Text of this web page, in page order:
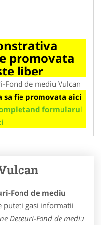
promovata
liber
Fond de mediu Vulcan
sa fie promovata aici
formularul
Fond de mediu
puteti gasi informatii
Deseuri-Fond de mediu